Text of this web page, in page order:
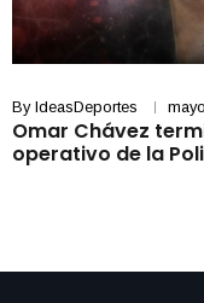
By IdeasDeportes
Omar Chávez
operativo de la